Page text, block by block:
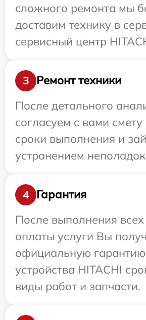
сложного ремонта мы
доставим технику в
сервисный центр
3
Ремонт техники
После детального
согласуем с вами смету
сроки выполнения и
устранением
4
Гарантия
После выполнения
оплаты услуги Вы
официальную
устройства HITACHI
виды работ и запчасти.